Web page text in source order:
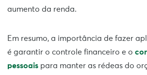
aumento da renda.
Em resumo, a importância de fazer
é garantir o controle financeiro e o
pessoais para manter as rédeas do